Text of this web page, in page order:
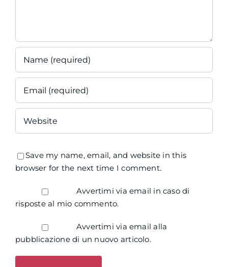
Save my name, email, and website in this
browser for the next time I comment.
Avvertimi via email in caso di
risposte al mio commento.
Avvertimi via email alla
pubblicazione di un nuovo articolo.